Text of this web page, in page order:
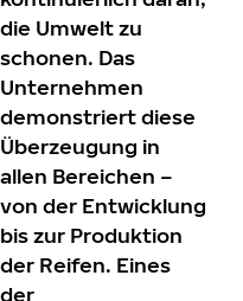
die Umwelt zu
schonen. Das
Unternehmen
demonstriert diese
Überzeugung in
allen Bereichen –
von der Entwicklung
bis zur Produktion
der Reifen. Eines
der